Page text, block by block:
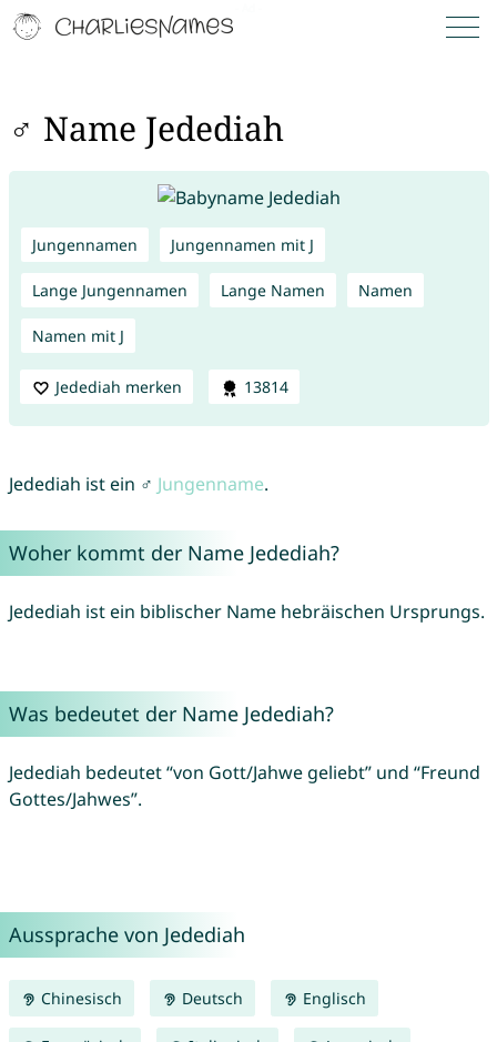
♂ Name Jedediah
Jungennamen Jungennamen mit J
Lange Jungennamen Lange Namen Namen
Namen mit J
Jedediah merken 13814
Jedediah ist ein ♂ Jungenname.
Woher kommt der Name Jedediah?
Jedediah ist ein biblischer Name hebräischen Ursprungs.
Was bedeutet der Name Jedediah?
Jedediah bedeutet “von Gott/Jahwe geliebt” und “Freund
Gottes/Jahwes”.
Aussprache von Jedediah
Chinesisch Deutsch Englisch